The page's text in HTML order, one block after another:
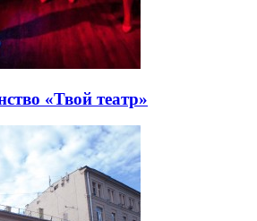
«Твой театр»